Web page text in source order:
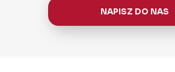
NAPISZ DO NAS